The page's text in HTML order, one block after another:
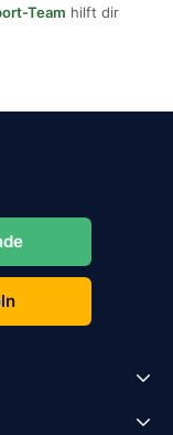
Team hilft dir